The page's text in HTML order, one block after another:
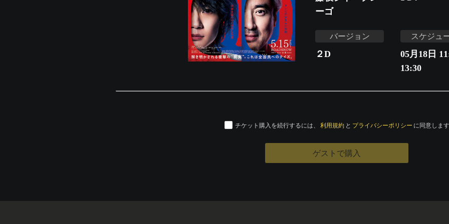
ーゴ
バージョン
２D
スケジュ
05月18日
13:30
チケット購入を続行するには、 利用規約 と プライバシーポリシー に同意します
ゲストで購入